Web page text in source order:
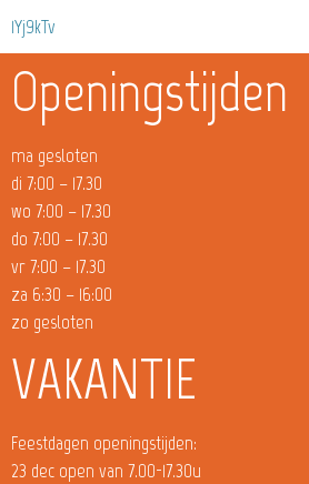
1Yj9kTv
Openingstijden
ma gesloten
di 7:00 – 17.30
wo 7:00 – 17.30
do 7:00 – 17.30
vr 7:00 – 17.30
za 6:30 – 16:00
zo gesloten
VAKANTIE
Feestdagen openingstijden:
23 dec open van 7.00-17.30u